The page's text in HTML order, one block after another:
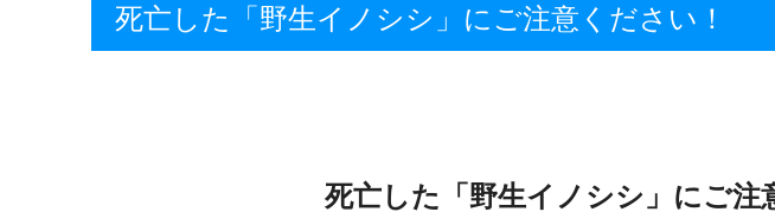
死亡した「野生イノシシ」にご注意ください！
死亡した「野生イノシシ」にご注